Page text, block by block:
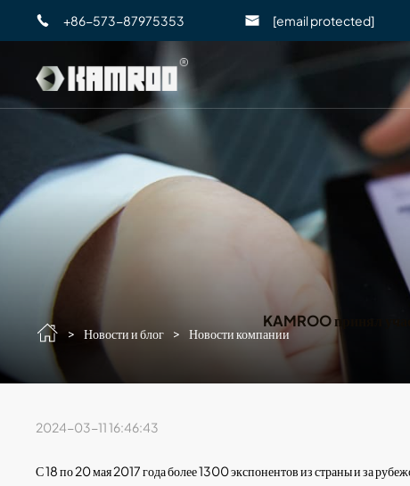
+86-573-87975353 [email protected]
KAMROO принял
> Новости и блог > Новости компании
2024-03-11 16:46:43
С 18 по 20 мая 2017 года более 1300 экспонентов из страны и за